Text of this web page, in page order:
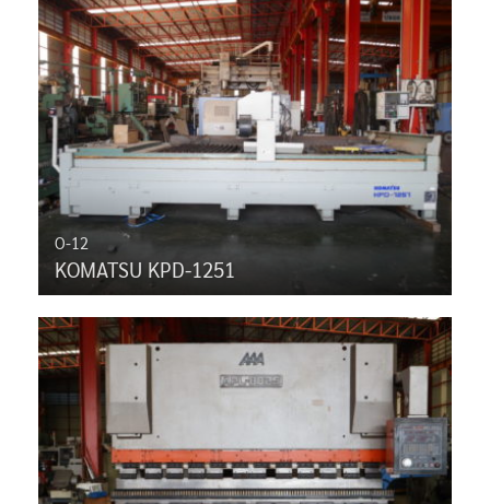
O-12
KOMATSU KPD-1251